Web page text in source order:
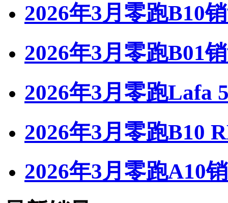
2026年3月零跑B10
2026年3月零跑B01
2026年3月零跑Lafa
2026年3月零跑B10
2026年3月零跑A10